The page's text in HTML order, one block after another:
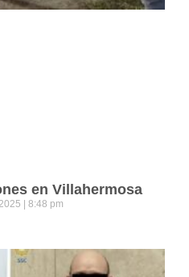
en Villahermosa
8:48 pm